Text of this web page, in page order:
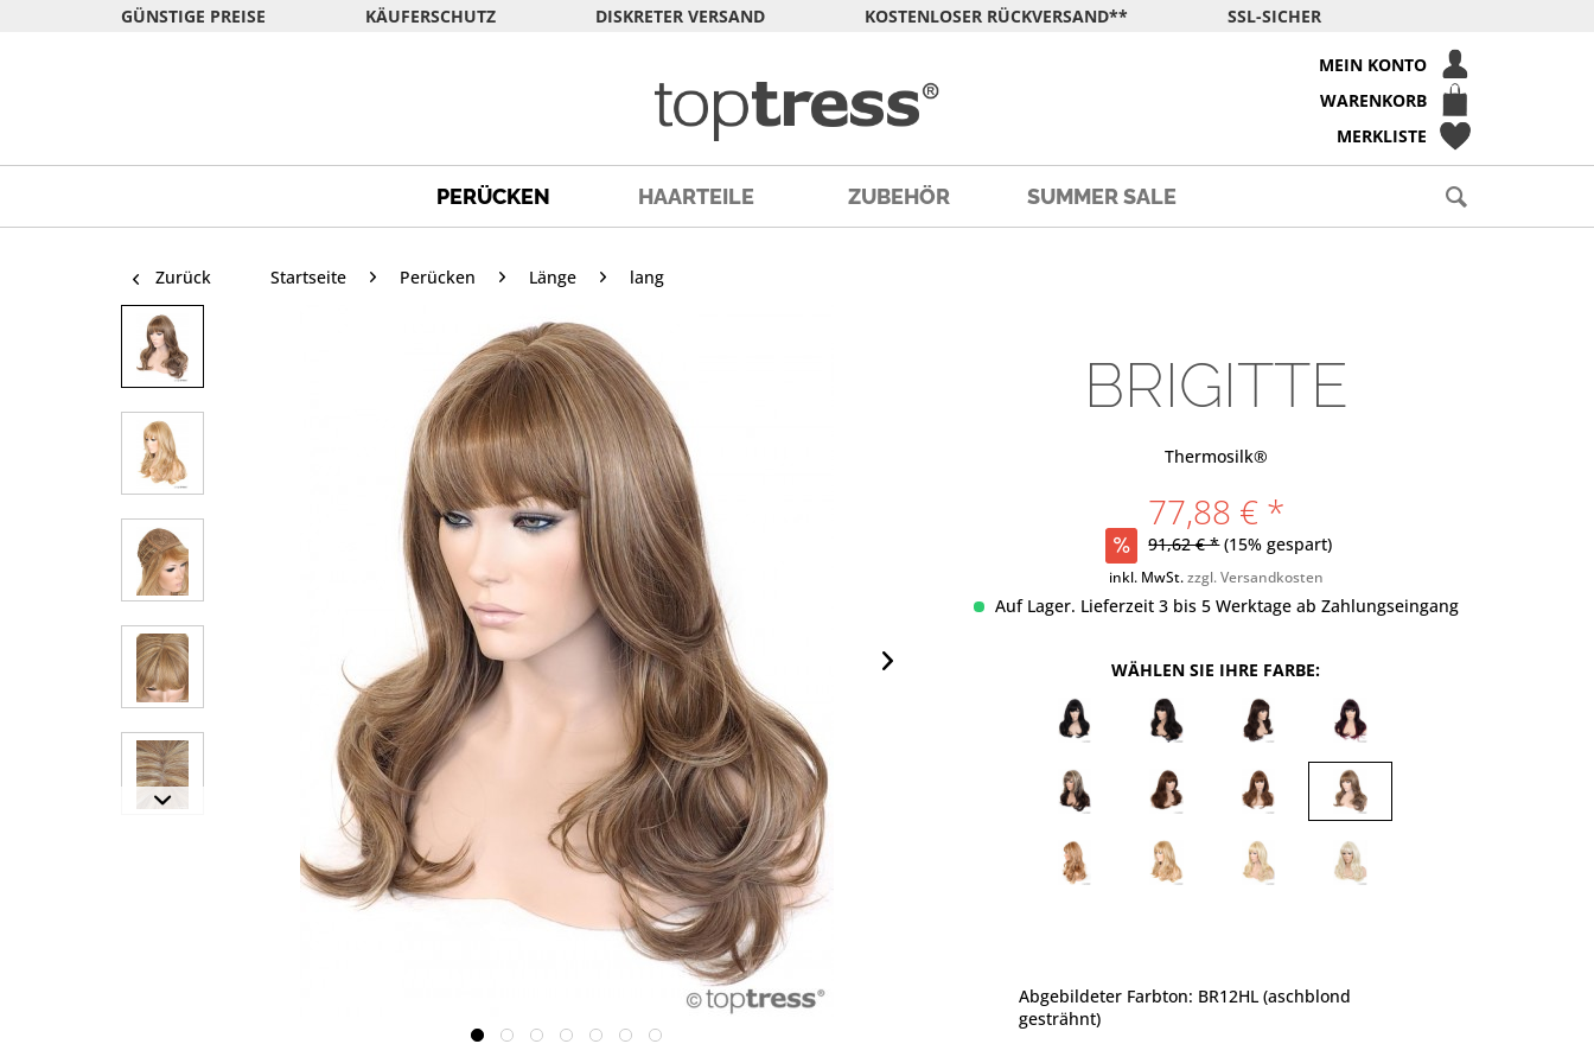
GÜNSTIGE PREISE KÄUFERSCHUTZ DISKRETER VERSAND KOSTENLOSER RÜCKVERSAND** SSL-SICHER
MEIN KONTO
WARENKORB
MERKLISTE
PERÜCKEN HAARTEILE ZUBEHÖR SUMMER SALE
Zurück Startseite Perücken Länge lang
BRIGITTE
Thermosilk®
77,88 € *
91,62 € * (15% gespart)
inkl. MwSt.zzgl. Versandkosten
Auf Lager. Lieferzeit 3 bis 5 Werktage ab Zahlungseingang
WÄHLEN SIE IHRE FARBE:
Abgebildeter Farbton: BR12HL (aschblond
gesträhnt)